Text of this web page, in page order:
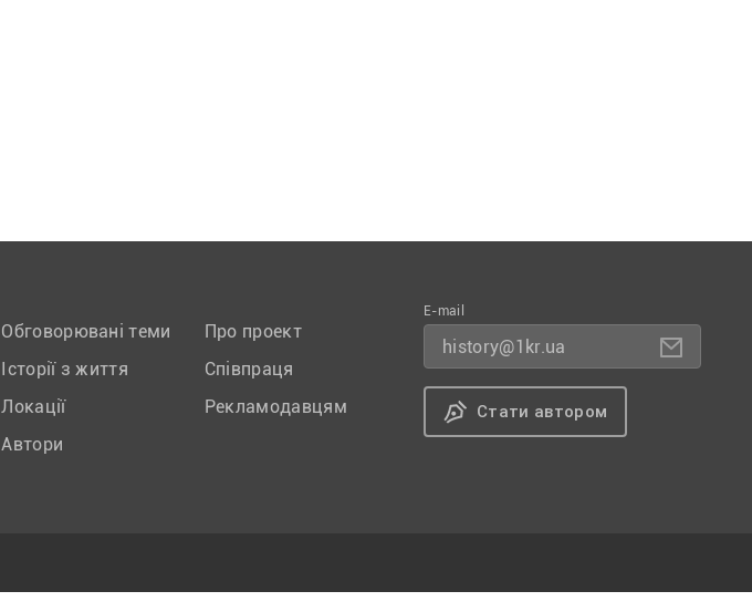
Обговорювані теми
Історії з життя
Локації
Автори
Про проект
Співпраця
Рекламодавцям
E-mail
history@1kr.ua
Стати автором